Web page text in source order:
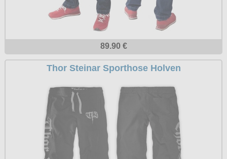
89.90 €
Thor Steinar Sporthose Holven